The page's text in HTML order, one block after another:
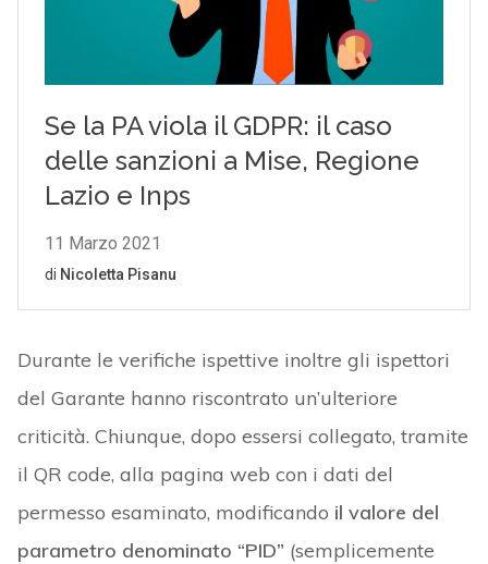
Durante le verifiche ispettive inoltre gli ispettori
del Garante hanno riscontrato un’ulteriore
criticità. Chiunque, dopo essersi collegato, tramite
il QR code, alla pagina web con i dati del
permesso esaminato, modificando il valore del
parametro denominato “PID” (semplicemente